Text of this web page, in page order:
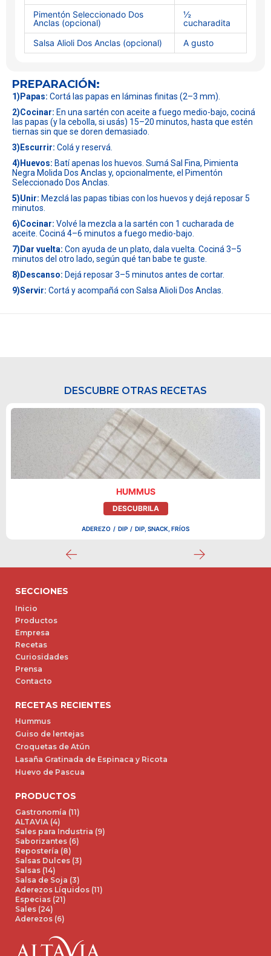
Pimentón Seleccionado Dos
Anclas (opcional)
½
cucharadita
Salsa Alioli Dos Anclas (opcional)
A gusto
PREPARACIÓN:
1)Papas: Cortá las papas en láminas finitas (2–3 mm).
2)Cocinar: En una sartén con aceite a fuego medio-bajo, cociná
las papas (y la cebolla, si usás) 15–20 minutos, hasta que estén
tiernas sin que se doren demasiado.
3)Escurrir: Colá y reservá.
4)Huevos: Batí apenas los huevos. Sumá Sal Fina, Pimienta
Negra Molida Dos Anclas y, opcionalmente, el Pimentón
Seleccionado Dos Anclas.
5)Unir: Mezclá las papas tibias con los huevos y dejá reposar 5
minutos.
6)Cocinar: Volvé la mezcla a la sartén con 1 cucharada de
aceite. Cociná 4–6 minutos a fuego medio-bajo.
7)Dar vuelta: Con ayuda de un plato, dala vuelta. Cociná 3–5
minutos del otro lado, según qué tan babe te guste.
8)Descanso: Dejá reposar 3–5 minutos antes de cortar.
9)Servir: Cortá y acompañá con Salsa Alioli Dos Anclas.
DESCUBRE OTRAS RECETAS
HUMMUS
DESCUBRILA
ADEREZO / DIP / DIP, SNACK, FRÍOS
SECCIONES
Inicio
Productos
Empresa
Recetas
Curiosidades
Prensa
Contacto
RECETAS RECIENTES
Hummus
Guiso de lentejas
Croquetas de Atún
Lasaña Gratinada de Espinaca y Ricota
Huevo de Pascua
PRODUCTOS
Gastronomía (11)
ALTAVIA (4)
Sales para Industria (9)
Saborizantes (6)
Repostería (8)
Salsas Dulces (3)
Salsas (14)
Salsa de Soja (3)
Aderezos Líquidos (11)
Especias (21)
Sales (24)
Aderezos (6)